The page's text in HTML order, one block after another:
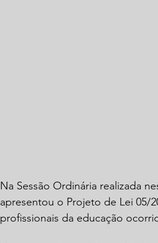
Na Sessão Ordinária realizada
apresentou o Projeto de Lei 05/
profissionais da educação